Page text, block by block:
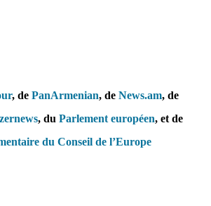
, de PanArmenian, de News.am, de
, du Parlement européen, et de
du Conseil de l’Europe